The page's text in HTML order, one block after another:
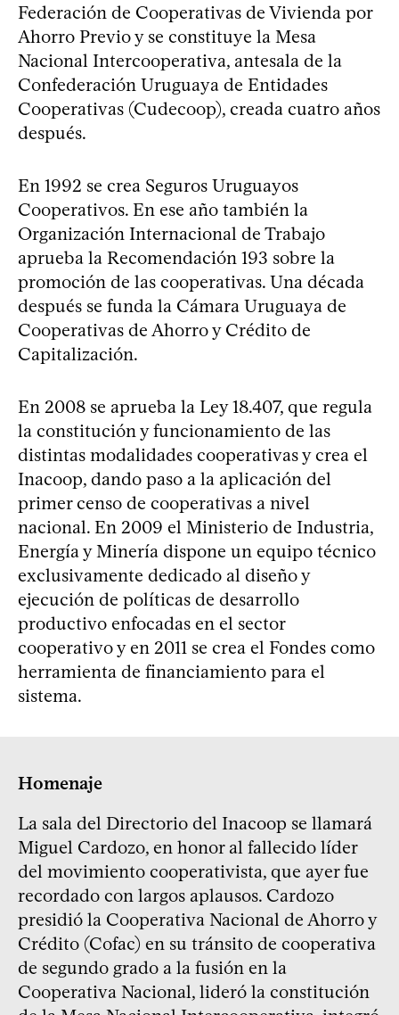
Federación de Cooperativas de Vivienda por
Ahorro Previo y se constituye la Mesa
Nacional Intercooperativa, antesala de la
Confederación Uruguaya de Entidades
Cooperativas (Cudecoop), creada cuatro años
después.
En 1992 se crea Seguros Uruguayos
Cooperativos. En ese año también la
Organización Internacional de Trabajo
aprueba la Recomendación 193 sobre la
promoción de las cooperativas. Una década
después se funda la Cámara Uruguaya de
Cooperativas de Ahorro y Crédito de
Capitalización.
En 2008 se aprueba la Ley 18.407, que regula
la constitución y funcionamiento de las
distintas modalidades cooperativas y crea el
Inacoop, dando paso a la aplicación del
primer censo de cooperativas a nivel
nacional. En 2009 el Ministerio de Industria,
Energía y Minería dispone un equipo técnico
exclusivamente dedicado al diseño y
ejecución de políticas de desarrollo
productivo enfocadas en el sector
cooperativo y en 2011 se crea el Fondes como
herramienta de financiamiento para el
sistema.
Homenaje
La sala del Directorio del Inacoop se llamará
Miguel Cardozo, en honor al fallecido líder
del movimiento cooperativista, que ayer fue
recordado con largos aplausos. Cardozo
presidió la Cooperativa Nacional de Ahorro y
Crédito (Cofac) en su tránsito de cooperativa
de segundo grado a la fusión en la
Cooperativa Nacional, lideró la constitución